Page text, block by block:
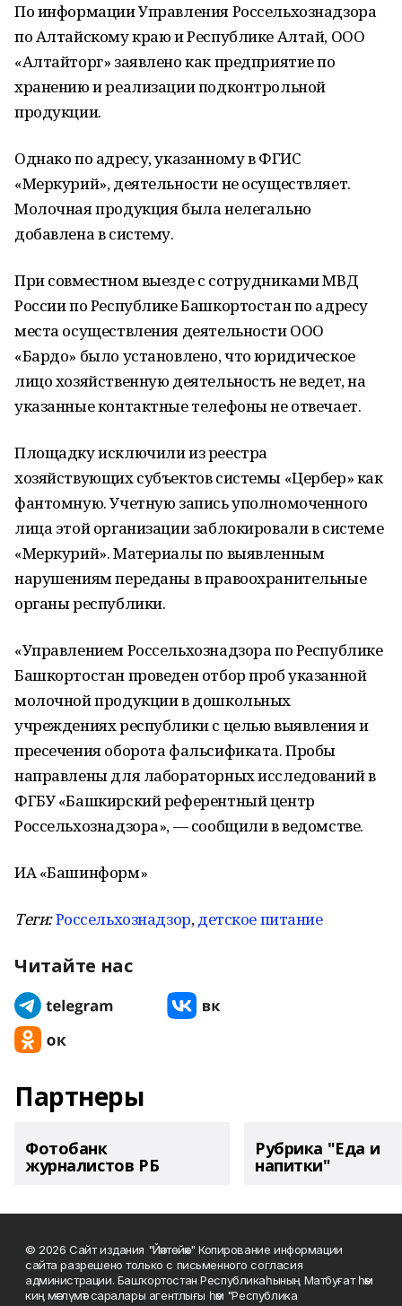
По информации Управления Россельхознадзора
по Алтайскому краю и Республике Алтай, ООО
«Алтайторг» заявлено как предприятие по
хранению и реализации подконтрольной
продукции.
Однако по адресу, указанному в ФГИС
«Меркурий», деятельности не осуществляет.
Молочная продукция была нелегально
добавлена в систему.
При совместном выезде с сотрудниками МВД
России по Республике Башкортостан по адресу
места осуществления деятельности ООО
«Бардо» было установлено, что юридическое
лицо хозяйственную деятельность не ведет, на
указанные контактные телефоны не отвечает.
Площадку исключили из реестра
хозяйствующих субъектов системы «Цербер» как
фантомную. Учетную запись уполномоченного
лица этой организации заблокировали в системе
«Меркурий». Материалы по выявленным
нарушениям переданы в правоохранительные
органы республики.
«Управлением Россельхознадзора по Республике
Башкортостан проведен отбор проб указанной
молочной продукции в дошкольных
учреждениях республики с целью выявления и
пресечения оборота фальсификата. Пробы
направлены для лабораторных исследований в
ФГБУ «Башкирский референтный центр
Россельхознадзора», — сообщили в ведомстве.
ИА «Башинформ»
Теги:Россельхознадзор,детское питание
Читайте нас
Партнеры
Фотобанк
журналистов РБ
Рубрика "Еда и
напитки"
© 2026 Сайт издания "Йәнтөйәк" Копирование информации
сайта разрешено только с письменного согласия
администрации. Башҡортостан Республикаһының Матбуғат һәм
киң мәғлүмәт саралары агентлығы һәм "Республика